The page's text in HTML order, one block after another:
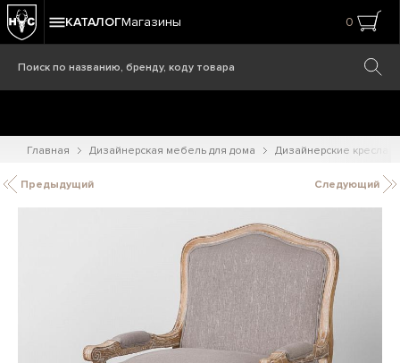
КАТАЛОГМагазины 0
Главная Дизайнерская мебель для дома Дизайнерские кресла
Предыдущий Следующий